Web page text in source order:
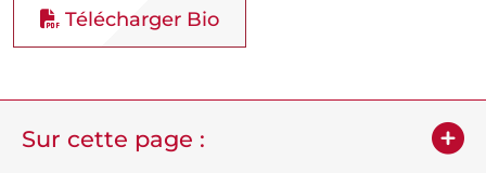
Télécharger Bio
Sur cette page :